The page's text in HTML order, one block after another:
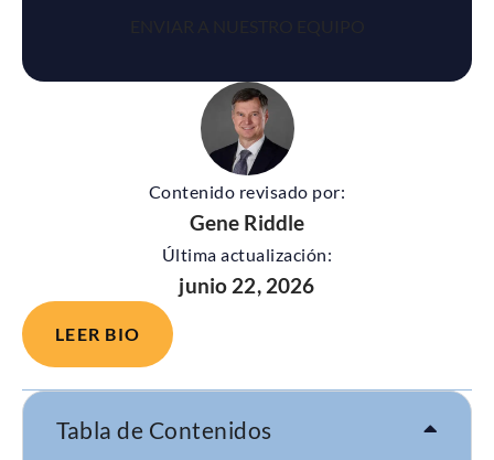
Contenido revisado por:
Gene Riddle
Última actualización:
junio 22, 2026
LEER BIO
Tabla de Contenidos